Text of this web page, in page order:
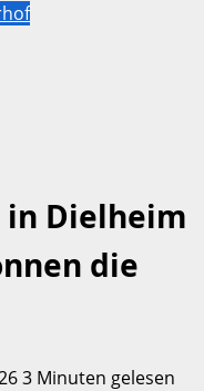
Dielheim
die
3 Minuten gelesen